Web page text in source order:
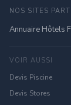
NOS SITES
Annuaire Hôtels
VOIR AUSSI
Devis Piscine
Devis Stores